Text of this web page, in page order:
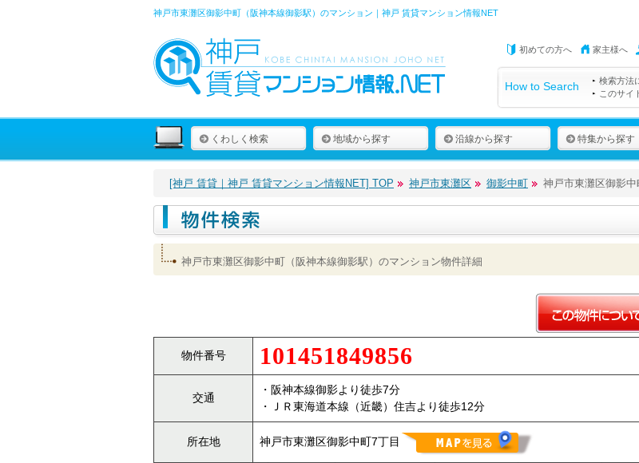
神戸市東灘区御影中町（阪神本線御影駅）のマンション｜神戸 賃貸マンション情報NET
初めての方へ 家主様へ
How to Search 検索方法
このサイ
くわしく検索 地域から探す 沿線から探す 特集から探す
[神戸 賃貸｜神戸 賃貸マンション情報NET] TOP 神戸市東灘区 御影中町 神戸市東灘区御影
神戸市東灘区御影中町（阪神本線御影駅）のマンション物件詳細
物件番号 101451849856
交通
・阪神本線御影より徒歩7分
・ＪＲ東海道本線（近畿）住吉より徒歩12分
所在地 神戸市東灘区御影中町7丁目